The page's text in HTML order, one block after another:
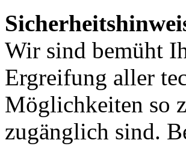
Wir sind bemüht
Ergreifung aller
Möglichkeiten so
zugänglich sind.